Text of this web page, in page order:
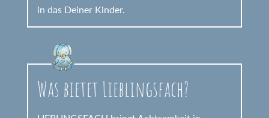
in das Deiner Kinder.
Was bietet Lieblingsfach?